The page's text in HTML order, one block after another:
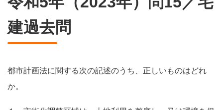
建過去問
都市計画法に関する次の記述のうち、正しいものはどれ
か。